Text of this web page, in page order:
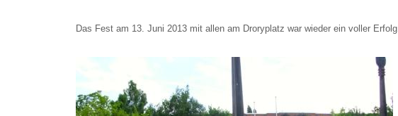
Das Fest am 13. Juni 2013 mit allen am Droryplatz war wieder ein voller Erfolg.